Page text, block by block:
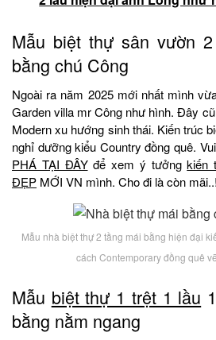
Mẫu biệt thự sân vườn
bằng chú Công
Ngoài ra năm 2025 mới nhất mình
Garden villa mr Công như hình. Đây
Modern xu hướng sinh thái. Kiến trúc
nghỉ dưỡng kiểu Country đồng quê.
PHÁ TẠI ĐÂYđể xem ý tưởngkiến
ĐẸP MỚI VN mình. Cho đi là còn mãi..!
Mẫu nhà biệt thự 2 tầng mái bằng hiện đại
cách Contemporary đồng quê
Mẫu biệt thự 1 trệt 1 lầu
bằng nằm ngang